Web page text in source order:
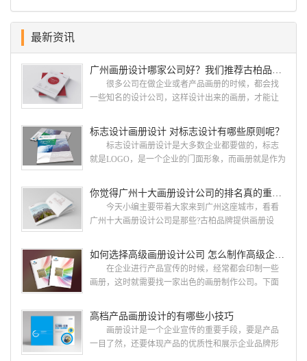
最新资讯
很多公司在做企业或者产品画册的时候，都会找
一些知名的设计公司，这样设计出来的画册，才能让
就给大家说说广州画册设计找哪家公司。 广州画
册设计哪家公司好？本地人都会选择古柏品牌设
计 广州古柏品牌设计有限公司成立于2004年，是
由一群专业、独特的IT精英组成的团队。一直以来，
国网络应用的现状和趋势有很深的...
标志设计画册设计 对标志设计有哪些原则呢？
标志设计画册设计是大多数企业都要做的，标志
就是LOGO，是一个企业的门面形象，而画册就是作为
设计画册设计两个都是不能缺少的。标志设计画册设
计 简练、概括、完美!即要成功到几乎找不至更好
的替代方案的程度是我们的目标，其难度比之其它任
何艺术设计都要大得多。因此古柏品牌设计对标志设
用目的、适用范畴并深刻...
今天小编主要带着大家来到广州这座城市，看看
广州十大画册设计公司是那些?古柏品牌提供画册设
计经验,服务过3000多家的广州集团/单位/产品/目录画
册设计/印刷公司。相信不少喜欢设计的小伙伴都会对
今天的内容感兴趣吧! 一、广州的古柏设计 古
柏品牌设计系品牌策划与推广，企业vi形象设计、平面
广的专业...
在企业进行产品宣传的时候，经常都会印制一些
画册，这时就需要找一家出色的画册制作公司。下面
司，怎么制作高级企业画册?高级画册设计公司 如
何选择高级画册设计公司 首先是员工的能力是否
过硬。这包括调研人员观察捕捉信息、与企业顺利沟
通进而获取重要信息的能力;摄影人员拍摄出真实有效
高档产品画册设计的有哪些小技巧
画册设计是一个企业宣传的重要手段，要是产品
一目了然，还要体现产品的优质性和展示企业品牌形